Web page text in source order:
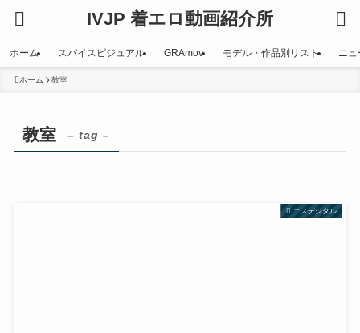
IVJP 着エロ動画紹介所
ホーム スパイスビジュアル GRAmov モデル・作品別リスト ニュ
ホーム 教室
教室 – tag –
エスデジタル